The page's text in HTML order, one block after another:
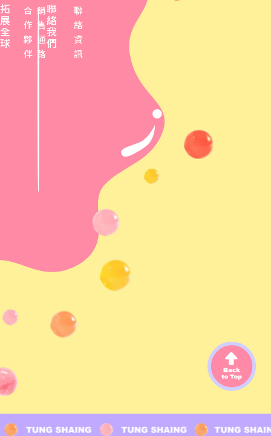
拓
展
全
球
合
作
夥
伴
銷
售
通
路
聯
絡
我
們
聯
絡
資
訊